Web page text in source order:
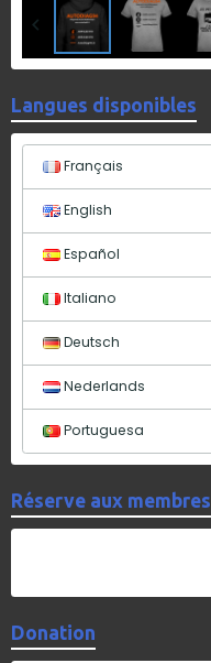
Langues disponibles
Français
English
Español
Italiano
Deutsch
Nederlands
Portuguesa
Réserve aux membres
Donation